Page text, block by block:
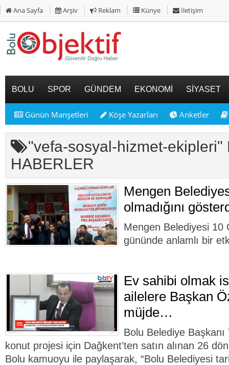
Ana Sayfa Arşiv Reklam Künye İletişim
BOLU SPOR GÜNDEM EKONOMİ SİYASET
Günün Manşetleri Köşe Yazarları Anketler
"vefa-sosyal-hizmet-ekipleri"
HABERLER
Mengen
olmadığını
Mengen Belediyesi 10
gününde anlamlı bir
Ev sahibi olmak
ailelere Başkan
müjde…
Bolu Belediye
konut projesi için Dağkent’ten satın alınan 26
Bolu kamuoyu ile paylaşarak, “Bolu Belediyesi